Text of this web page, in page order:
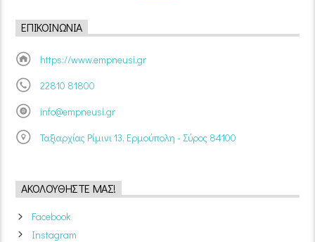
ΕΠΙΚΟΙΝΩΝΊΑ
https://www.empneusi.gr
22810 81800
info@empneusi.gr
Ταξιαρχίας Ρίμινι 13, Ερμούπολη - Σύρος 84100
ΑΚΟΛΟΥΘΉΣΤΕ ΜΑΣ!
Facebook
Instagram